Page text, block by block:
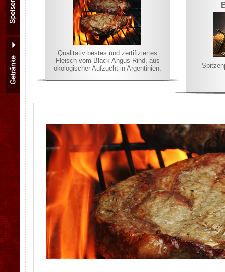
Qualitativ bestes und zertifiziertes
Fleisch vom Black Angus Rind, aus
ökologischer Aufzucht in Argentinien.
.
.